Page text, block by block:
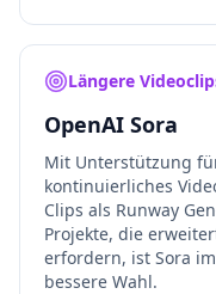
Längere
OpenAI Sora
Mit Unterstützung
kontinuierliches
Clips als Runway
Projekte, die
erfordern, ist Sora
bessere Wahl.